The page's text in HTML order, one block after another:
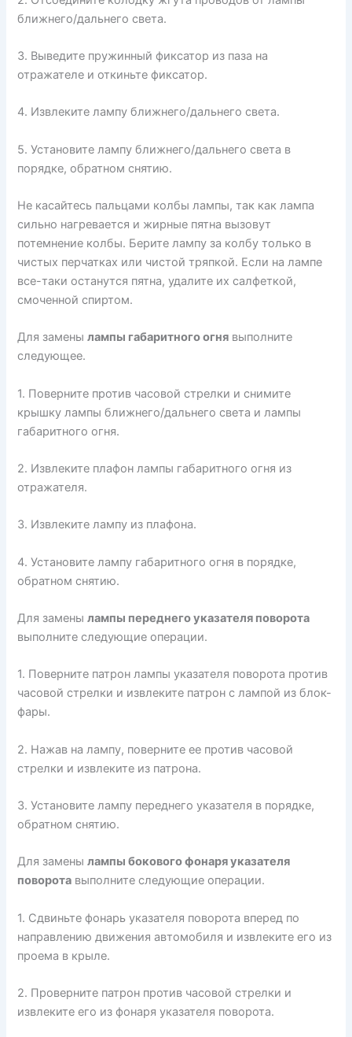
ближнего/дальнего света.
3. Выведите пружинный фиксатор из паза на
отражателе и откиньте фиксатор.
4. Извлеките лампу ближнего/дальнего света.
5. Установите лампу ближнего/дальнего света в
порядке, обратном снятию.
Не касайтесь пальцами колбы лампы, так как лампа
сильно нагревается и жирные пятна вызовут
потемнение колбы. Берите лампу за колбу только в
чистых перчатках или чистой тряпкой. Если на лампе
все-таки останутся пятна, удалите их салфеткой,
смоченной спиртом.
Для заменылампы габаритного огня выполните
следующее.
1. Поверните против часовой стрелки и снимите
крышку лампы ближнего/дальнего света и лампы
габаритного огня.
2. Извлеките плафон лампы габаритного огня из
отражателя.
3. Извлеките лампу из плафона.
4. Установите лампу габаритного огня в порядке,
обратном снятию.
Для заменылампы переднего указателя поворота
выполните следующие операции.
1. Поверните патрон лампы указателя поворота против
часовой стрелки и извлеките патрон с лампой из блок-
фары.
2. Нажав на лампу, поверните ее против часовой
стрелки и извлеките из патрона.
3. Установите лампу переднего указателя в порядке,
обратном снятию.
Для заменылампы бокового фонаря указателя
поворота выполните следующие операции.
1. Сдвиньте фонарь указателя поворота вперед по
направлению движения автомобиля и извлеките его из
проема в крыле.
2. Проверните патрон против часовой стрелки и
извлеките его из фонаря указателя поворота.